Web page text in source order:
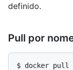
definido.
Pull por
$ docker pull